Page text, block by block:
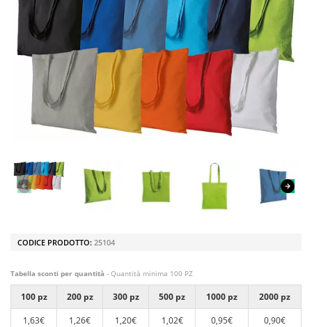
CODICE PRODOTTO: 25104
Tabella sconti per quantità - Quantità minima 100 PZ
100 pz 200 pz 300 pz 500 pz 1000 pz
2000 pz
1,63€
1,26€ 1,20€ 1,02€ 0,95€ 0,90€